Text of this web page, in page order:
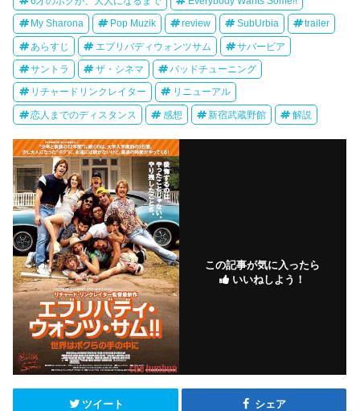
My Sharona Pop Muzik review SubUrbia trailer
あらすじ エブリバディウォンツサム サバービア
サントラ ザ・シネマ バッドチューニング
リチャードリンクレイター リニューアル
恋人までのディスタンス 感想 新宿武蔵野館 解説
この記事が気に入ったら
いいねしよう！
ツイート シェア